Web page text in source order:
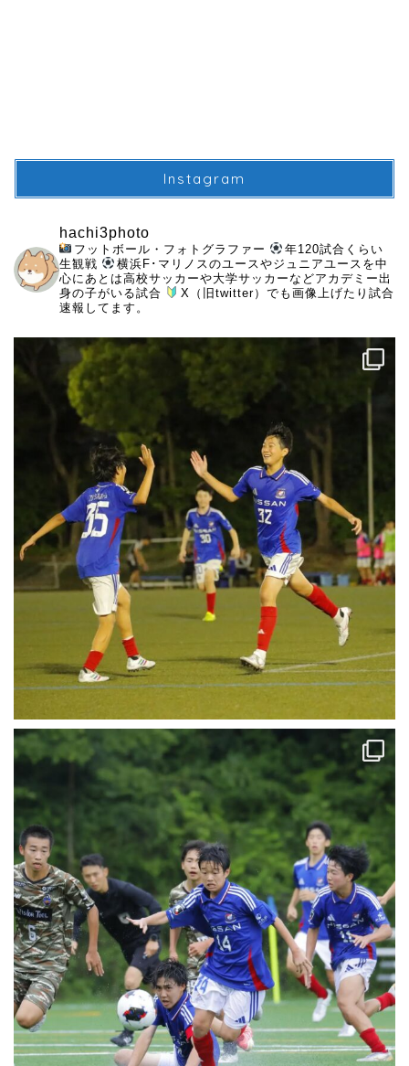
Instagram
hachi3photo
フットボール・フォトグラファー
年120試合くらい
生観戦
横浜F･マリノスのユースやジュニアユースを中
心にあとは高校サッカーや大学サッカーなどアカデミー出
身の子がいる試合
X（旧twitter）でも画像上げたり試合
速報してます。